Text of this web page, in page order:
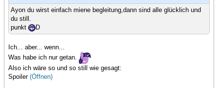
Ayon du wirst einfach miene begleitung,dann sind alle glücklich und
du still.
punkt
D
Ich... aber... wenn...
Was habe ich nur getan.
Also ich wäre so und so still wie gesagt:
Spoiler (Öffnen)